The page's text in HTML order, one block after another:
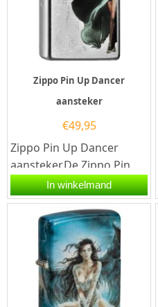
Zippo Pin Up Dancer
aansteker
€49,95
Zippo Pin Up Dancer
aansteker.De Zippo Pin
Up Dancer aansteker
heeft een satin chrome
afwerking met...
In winkelmand